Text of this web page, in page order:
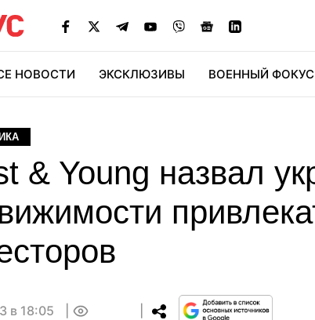
НОВОСТИ ЭКСКЛЮЗИВЫ ВОЕННЫЙ ФОКУС
& Young назвал
в 18:05